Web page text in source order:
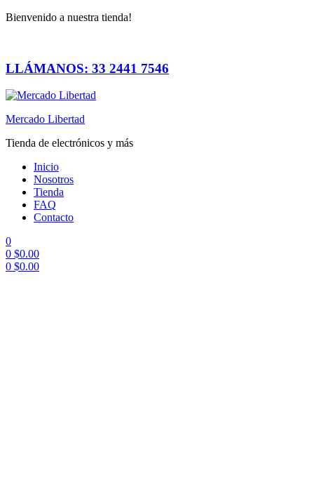
Bienvenido a nuestra tienda!
LLÁMANOS: 33 2441 7546
Mercado Libertad
Tienda de electrónicos y más
Inicio
Nosotros
Tienda
FAQ
Contacto
0
0 $0.00
0 $0.00